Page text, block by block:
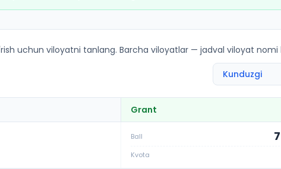
kirish ballari va kvotalar
uchun viloyatni tanlang. Barcha viloyatlar — jadval viloyat
Grant
Ball
Kvota